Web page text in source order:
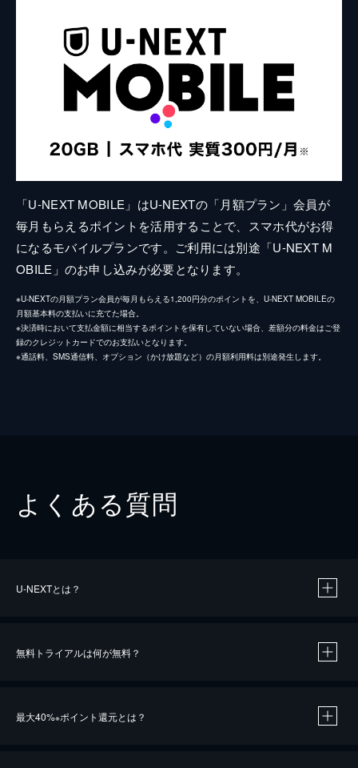
「U-NEXT MOBILE」はU-NEXTの「月額プラン」会員が
毎月もらえるポイントを活用することで、スマホ代がお得
になるモバイルプランです。ご利用には別途「U-NEXT M
OBILE」のお申し込みが必要となります。
※U-NEXTの月額プラン会員が毎月もらえる1,200円分のポイントを、U-NEXT MOBILEの
月額基本料の支払いに充てた場合。
※決済時において支払金額に相当するポイントを保有していない場合、差額分の料金はご登
録のクレジットカードでのお支払いとなります。
※通話料、SMS通信料、オプション（かけ放題など）の月額利用料は別途発生します。
よくある質問
U-NEXTとは？
無料トライアルは何が無料？
最大40%※ポイント還元とは？